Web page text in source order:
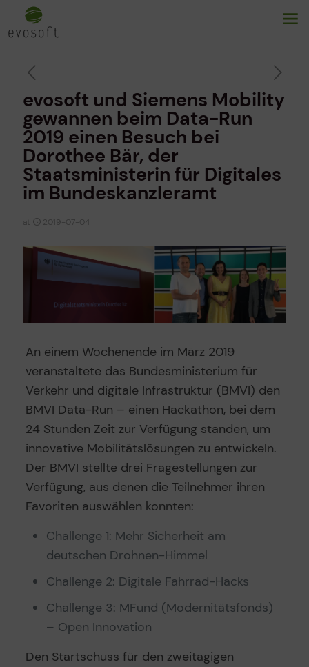
evosoft und Siemens Mobility
gewannen beim Data-Run
2019 einen Besuch bei
Dorothee Bär, der
Staatsministerin für Digitales
im Bundeskanzleramt
at 2019-07-04
An einem Wochenende im März 2019
veranstaltete das Bundesministerium für
Verkehr und digitale Infrastruktur (BMVI) den
BMVI Data-Run – einen Hackathon, bei dem
24 Stunden Zeit zur Verfügung standen, um
innovative Mobilitätslösungen zu entwickeln.
Der BMVI stellte drei Fragestellungen zur
Verfügung, aus denen die Teilnehmer ihren
Favoriten auswählen konnten:
Challenge 1: Mehr Sicherheit am
deutschen Drohnen-Himmel
Challenge 2: Digitale Fahrrad-Hacks
Challenge 3: MFund (Modernitätsfonds)
– Open Innovation
Den Startschuss für den zweitägigen